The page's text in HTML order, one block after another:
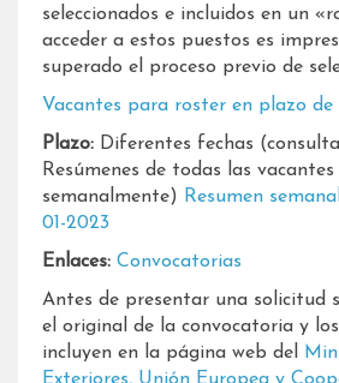
seleccionados e incluidos en un
acceder a estos puestos es
superado el proceso previo de
Vacantes para roster en plazo de
Plazo: Diferentes fechas
Resúmenes de todas las
semanalmente) Resumen
01-2023
Enlaces: Convocatorias
Antes de presentar una solicitud
el original de la convocatoria y
incluyen en la página web del